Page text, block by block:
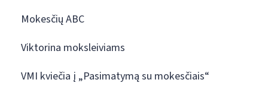
Mokesčių ABC
Viktorina moksleiviams
VMI kviečia į „Pasimatymą su mokesčiais“